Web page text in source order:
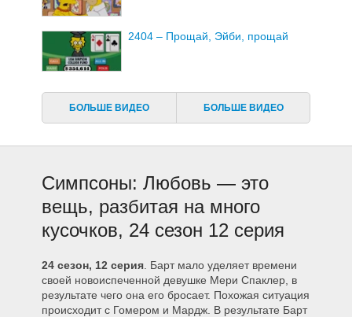
2404 – Прощай, Эйби, прощай
Спрингфилде
2407 – День, когда Земля стала
крутой
2409 – Гомер отправляется в
подготовительную школу
БОЛЬШЕ ВИДЕО БОЛЬШЕ ВИДЕО
Симпсоны: Любовь — это
вещь, разбитая на много
кусочков, 24 сезон 12 серия
24 сезон, 12 серия . Барт мало уделяет времени
своей новоиспеченной девушке Мери Спаклер, в
результате чего она его бросает. Похожая ситуация
происходит с Гомером и Мардж. В результате Барт